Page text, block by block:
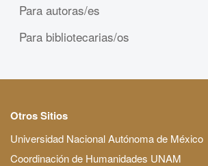
Para autoras/es
Para bibliotecarias/os
Otros Sitios
Universidad Nacional Autónoma de México
Coordinación de Humanidades UNAM